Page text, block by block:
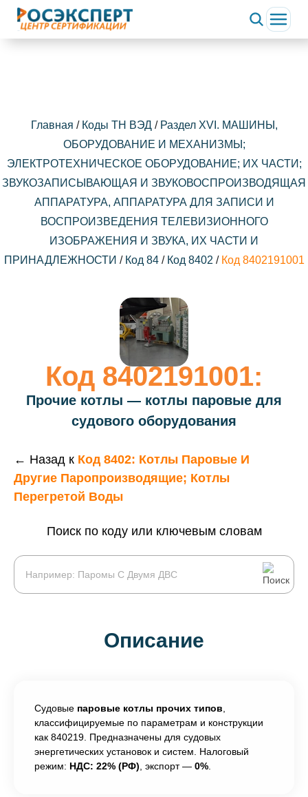
Главная / Коды ТН ВЭД/ Раздел XVI. МАШИНЫ,
ОБОРУДОВАНИЕ И МЕХАНИЗМЫ;
ЭЛЕКТРОТЕХНИЧЕСКОЕ ОБОРУДОВАНИЕ; ИХ ЧАСТИ;
ЗВУКОЗАПИСЫВАЮЩАЯ И ЗВУКОВОСПРОИЗВОДЯЩАЯ
АППАРАТУРА, АППАРАТУРА ДЛЯ ЗАПИСИ И
ВОСПРОИЗВЕДЕНИЯ ТЕЛЕВИЗИОННОГО
ИЗОБРАЖЕНИЯ И ЗВУКА, ИХ ЧАСТИ И
ПРИНАДЛЕЖНОСТИ / Код 84 / Код 8402 / Код 8402191001
Код 8402191001:
Прочие котлы — котлы паровые для
судового оборудования
← Назад к Код 8402: Котлы Паровые И
Другие Паропроизводящие; Котлы
Перегретой Воды
Поиск по коду или ключевым словам
Описание
Судовые паровые котлы прочих типов
классифицируемые по параметрам и конструкции
как 840219. Предназначены для судовых
энергетических установок и систем. Налоговый
режим: НДС: 22% (РФ) , экспорт — 0%